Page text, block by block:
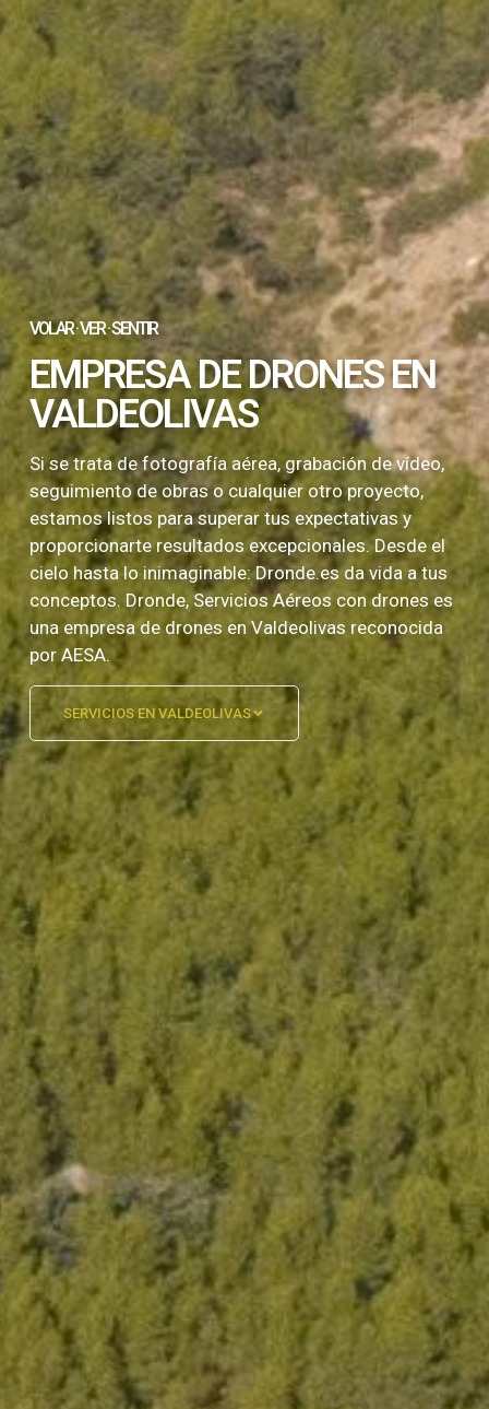
VOLAR · VER · SENTIR
EMPRESA DE DRONES EN
VALDEOLIVAS
Si se trata de fotografía aérea, grabación de vídeo,
seguimiento de obras o cualquier otro proyecto,
estamos listos para superar tus expectativas y
proporcionarte resultados excepcionales. Desde el
cielo hasta lo inimaginable: Dronde.es da vida a tus
conceptos. Dronde, Servicios Aéreos con drones es
una empresa de drones en Valdeolivas reconocida
por AESA.
SERVICIOS EN VALDEOLIVAS